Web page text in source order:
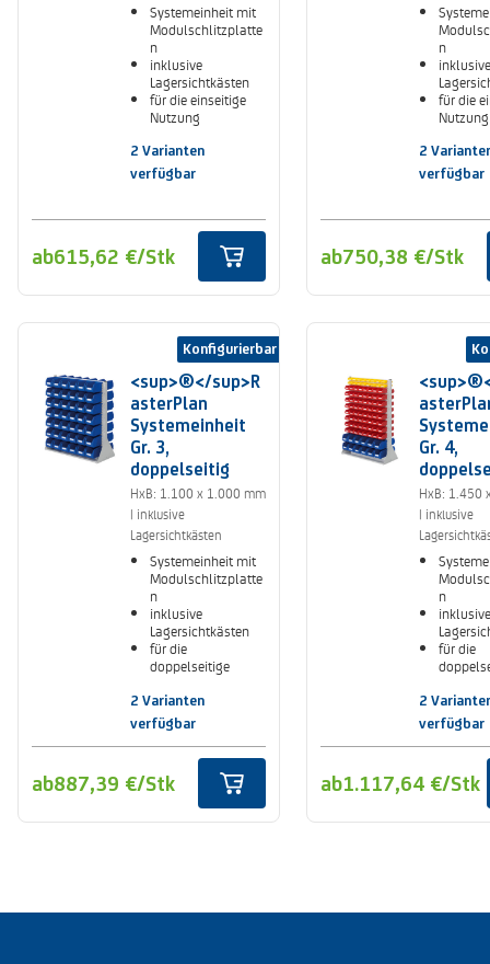
Systemeinheit mit
Modulschlitzplatte
n
inklusive
Lagersichtkästen
für die einseitige
Nutzung
2 Varianten
verfügbar
ab615,62 €/Stk
n
inklusive
für die
Nutzung
2
verfügbar
ab750,38 €/Stk
Konfigurierbar
<sup>®</sup>R
asterPlan
Systemeinheit
Gr. 3,
doppelseitig
HxB: 1.100 x 1.000 mm
| inklusive
Lagersichtkästen
Systemeinheit mit
Modulschlitzplatte
n
inklusive
Lagersichtkästen
für die
doppelseitige
2 Varianten
verfügbar
ab887,39 €/Stk
Gr. 4,
HxB: 1.450
| inklusive
n
inklusive
für die
2
verfügbar
ab1.117,64 €/Stk